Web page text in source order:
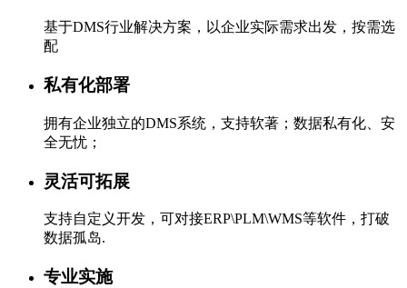
基于DMS行业解决方案，以企业实际需求出发，按需选
配
私有化部署
拥有企业独立的DMS系统，支持软著；数据私有化、安
全无忧；
灵活可拓展
支持自定义开发，可对接ERP\PLM\WMS等软件，打破
数据孤岛.
专业实施